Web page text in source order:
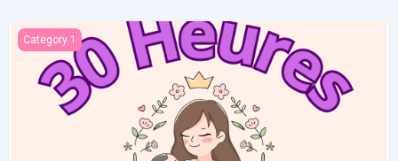
Atelier pratique 27/12/2025
Category 1